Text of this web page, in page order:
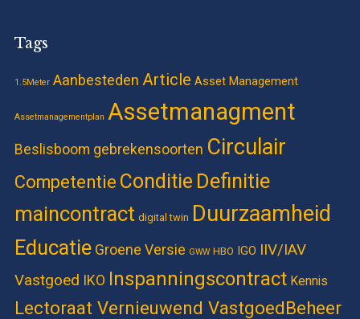
Tags
1.5Meter Aanbesteden Article Asset Management
Assetmanagementplan Assetmanagment
Beslisboom gebrekensoorten Circulair
Competentie Conditie Definitie
maincontract digital twin Duurzaamheid
Educatie Groene Versie GWW HBO IGO IIV/IAV
Vastgoed IKO Inspanningscontract Kennis
Lectoraat Vernieuwend VastgoedBeheer